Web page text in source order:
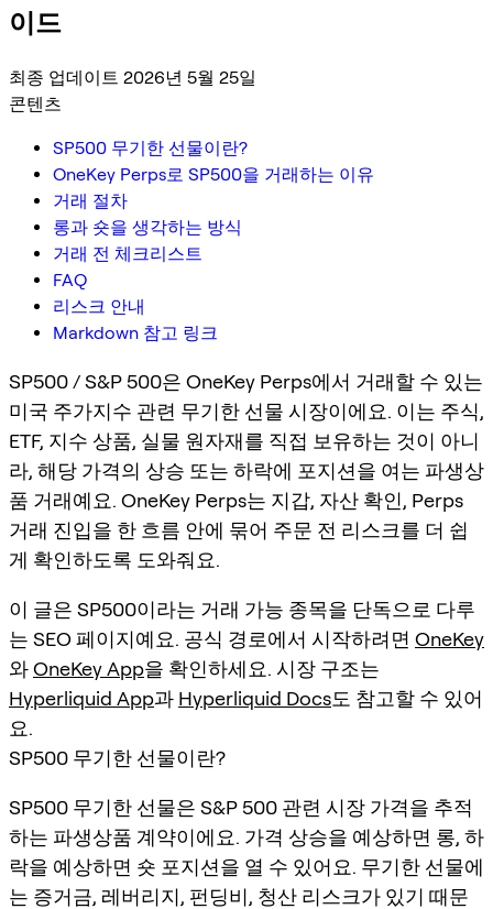
이드
최종 업데이트 2026년 5월 25일
콘텐츠
SP500 무기한 선물이란?
OneKey Perps로 SP500을 거래하는 이유
거래 절차
롱과 숏을 생각하는 방식
거래 전 체크리스트
FAQ
리스크 안내
Markdown 참고 링크
SP500 / S&P 500은 OneKey Perps에서 거래할 수 있는
미국 주가지수 관련 무기한 선물 시장이에요. 이는 주식,
ETF, 지수 상품, 실물 원자재를 직접 보유하는 것이 아니
라, 해당 가격의 상승 또는 하락에 포지션을 여는 파생상
품 거래예요. OneKey Perps는 지갑, 자산 확인, Perps
거래 진입을 한 흐름 안에 묶어 주문 전 리스크를 더 쉽
게 확인하도록 도와줘요.
이 글은 SP500이라는 거래 가능 종목을 단독으로 다루
는 SEO 페이지예요. 공식 경로에서 시작하려면 OneKey
와OneKey App을 확인하세요. 시장 구조는
Hyperliquid App과 Hyperliquid Docs도 참고할 수 있어
요.
SP500 무기한 선물이란?
SP500 무기한 선물은 S&P 500 관련 시장 가격을 추적
하는 파생상품 계약이에요. 가격 상승을 예상하면 롱, 하
락을 예상하면 숏 포지션을 열 수 있어요. 무기한 선물에
는 증거금, 레버리지, 펀딩비, 청산 리스크가 있기 때문